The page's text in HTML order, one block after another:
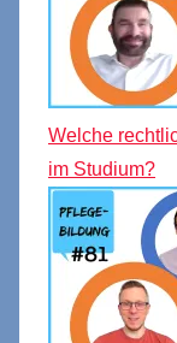
Welche
im Studium?